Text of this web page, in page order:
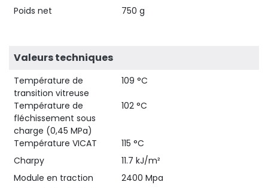
Poids net
750 g
Valeurs techniques
Température de
transition vitreuse
109 °C
Température de
fléchissement sous
charge (0,45 MPa)
102 °C
Température VICAT
115 °C
Charpy
11.7 kJ/m²
Module en traction
2400 Mpa